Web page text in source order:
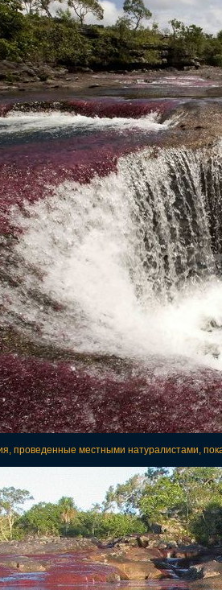
проведенные местными натуралистами,